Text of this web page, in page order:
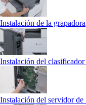
Instalación de la grapadora
Instalación del
Instalación del servidor